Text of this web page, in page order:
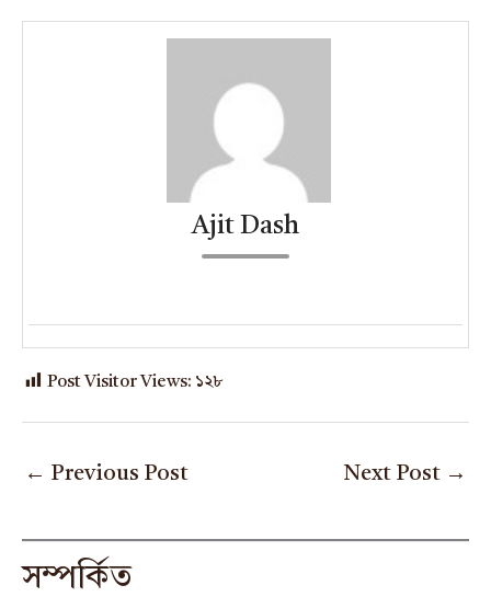
Ajit Dash
Post Visitor Views: ১২৮
← Previous Post Next Post →
সম্পর্কিত